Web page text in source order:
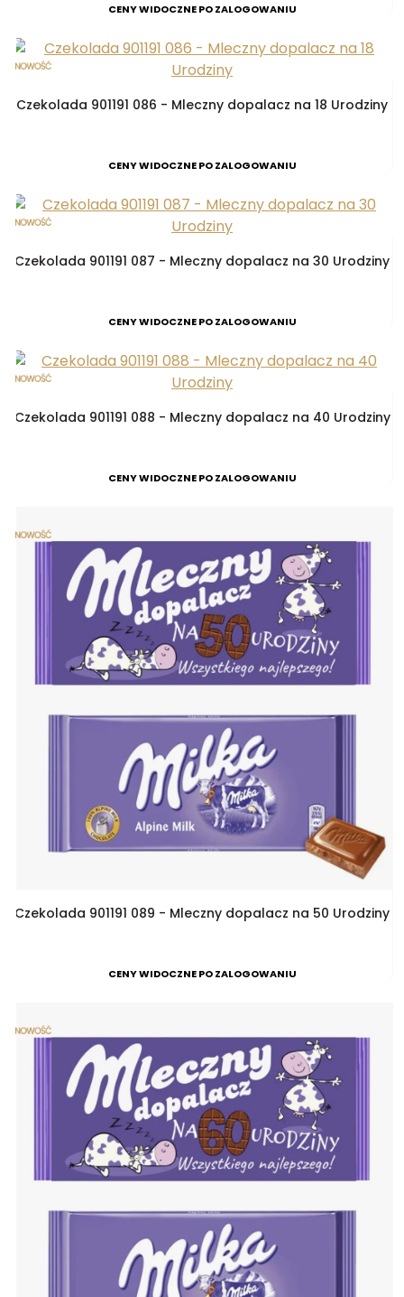
CENY WIDOCZNE PO ZALOGOWANIU
Czekolada 901191 086 - Mleczny dopalacz na 18 Urodziny
CENY WIDOCZNE PO ZALOGOWANIU
Czekolada 901191 087 - Mleczny dopalacz na 30 Urodziny
CENY WIDOCZNE PO ZALOGOWANIU
Czekolada 901191 088 - Mleczny dopalacz na 40 Urodziny
CENY WIDOCZNE PO ZALOGOWANIU
Czekolada 901191 089 - Mleczny dopalacz na 50 Urodziny
CENY WIDOCZNE PO ZALOGOWANIU